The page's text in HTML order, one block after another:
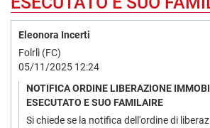
Eleonora Incerti
Folrlì (FC)
05/11/2025 12:24
NOTIFICA ORDINE LIBERAZIONE
ESECUTATO E SUO FAMILAIRE
Si chiede se la notifica dell'ordine di